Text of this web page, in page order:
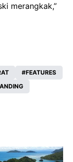
merangkak,”
FEATURES